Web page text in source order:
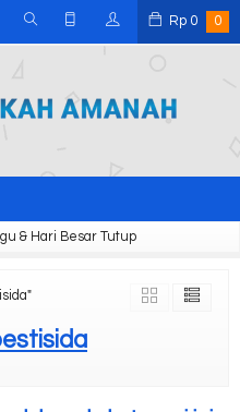
Rp 0 0
& Hari Besar Tutup